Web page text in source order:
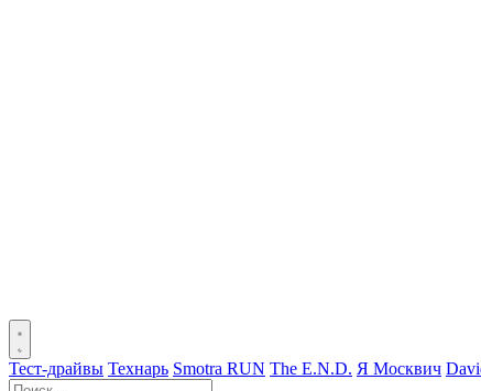
Тест-драйвы Технарь Smotra RUN The E.N.D. Я Москвич